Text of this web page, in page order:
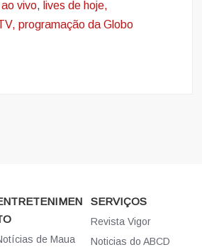
vivo, lives de hoje,
programação da Globo
de Maua
SERVIÇOS
Revista Vigor
Noticias do ABCD